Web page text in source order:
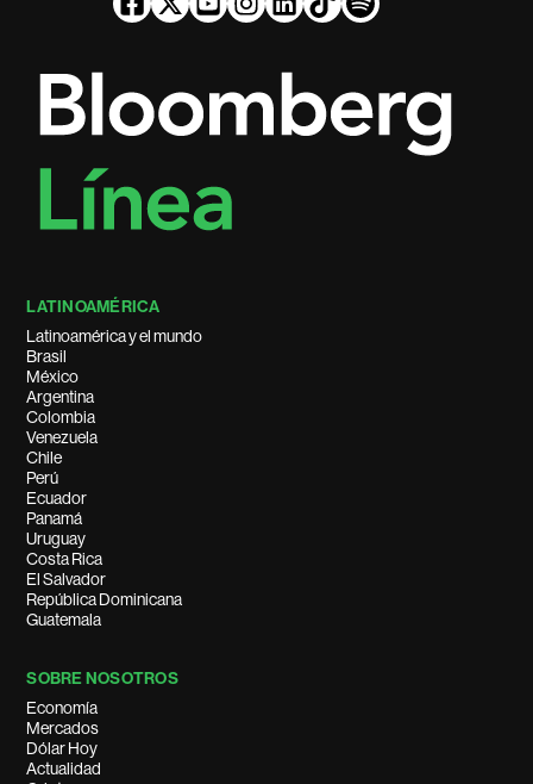
LATINOAMÉRICA
Latinoamérica y el mundo
Brasil
México
Argentina
Colombia
Venezuela
Chile
Perú
Ecuador
Panamá
Uruguay
Costa Rica
El Salvador
República Dominicana
Guatemala
SOBRE NOSOTROS
Economía
Mercados
Dólar Hoy
Actualidad